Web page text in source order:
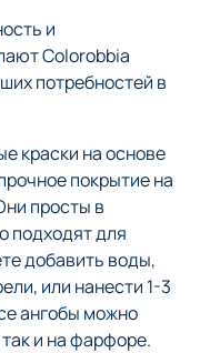
и
Colorobbia
потребностей в
краски на основе
покрытие на
просты в
подходят для
добавить воды,
или нанести 1-3
ангобы можно
и на фарфоре.